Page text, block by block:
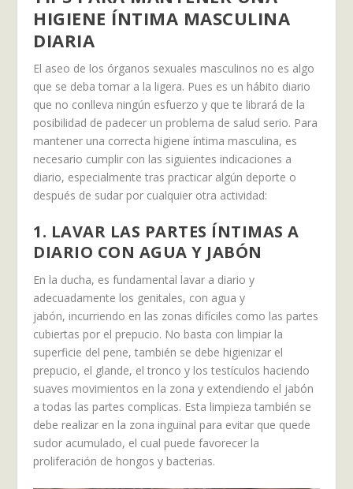
HIGIENE ÍNTIMA MASCULINA
DIARIA
El aseo de los órganos sexuales masculinos no es algo
que se deba tomar a la ligera. Pues es un hábito diario
que no conlleva ningún esfuerzo y que te librará de la
posibilidad de padecer un problema de salud serio. Para
mantener una correcta higiene íntima masculina, es
necesario cumplir con las siguientes indicaciones a
diario, especialmente tras practicar algún deporte o
después de sudar por cualquier otra actividad:
1. LAVAR LAS PARTES ÍNTIMAS A
DIARIO CON AGUA Y JABÓN
En la ducha, es fundamental lavar a diario y
adecuadamente los genitales, con agua y
jabón, incurriendo en las zonas difíciles como las partes
cubiertas por el prepucio. No basta con limpiar la
superficie del pene, también se debe higienizar el
prepucio, el glande, el tronco y los testículos haciendo
suaves movimientos en la zona y extendiendo el jabón
a todas las partes complicas. Esta limpieza también se
debe realizar en la zona inguinal para evitar que quede
sudor acumulado, el cual puede favorecer la
proliferación de hongos y bacterias.